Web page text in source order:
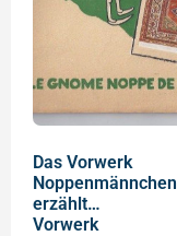
Das Vorwerk
Noppenmännchen
erzählt…
Vorwerk